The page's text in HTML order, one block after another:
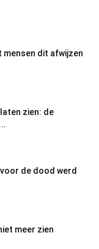
mensen dit afwijzen
zien: de
de dood werd
meer zien